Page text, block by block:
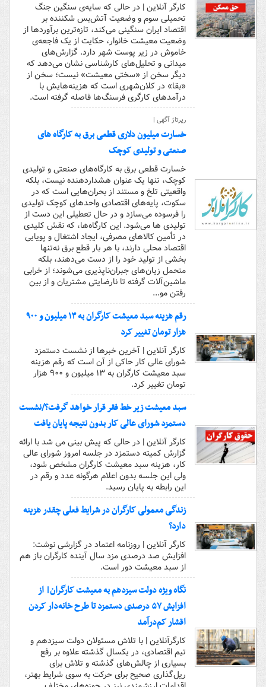
کارگر آنلاین | در حالی که سایه‌ی سنگین جنگ
تحمیلی سوم و وضعیت آتش‌بس شکننده بر
اقتصاد ایران سنگینی می‌کند، تازه‌ترین برآوردها از
وضعیت معیشت خانوار، حکایت از یک فاجعه‌ی
خاموش در زیر پوست شهر دارد. گزارش‌های
میدانی و تحلیل‌های کارشناسی نشان می‌دهد که
دیگر سخن از «سختی معیشت» نیست؛ سخن از
«بقا» در کلان‌شهری است که هزینه‌هایش با
درآمدهای کارگری فرسنگ‌ها فاصله گرفته است.
رپرتاژ آگهی |
خسارت میلیون دلاری قطعی برق به کارگاه های
صنعتی و تولیدی کوچک
خسارت قطعی برق به کارگاه‌های صنعتی و تولیدی
کوچک، تنها یک عنوان هشداردهنده نیست، بلکه
واقعیتی تلخ و مستند از بحران‌هایی است که در
سکوت، پایه‌های اقتصادی واحدهای کوچک تولیدی
را فرسوده می‌سازد و در حال تعطیلی این دست از
تولیدی ها می‌شود. این کارگاه‌ها، که نقش کلیدی
در تأمین کالاهای مصرفی، ایجاد اشتغال و پویایی
اقتصاد محلی دارند، با هر بار قطع برق نه‌تنها
بخشی از تولید خود را از دست می‌دهند، بلکه
متحمل زیان‌های جبران‌ناپذیری می‌شوند؛ از خرابی
ماشین‌آلات گرفته تا نارضایتی مشتریان و از بین
رفتن مو...
رقم هزینه سبد معیشت کارگران به ۱۳ میلیون و ۹۰۰
هزار تومان تغییر کرد
کارگر آنلاین | آخرین خبرها از نشست دستمزد
شورای عالی کار حاکی از آن است که رقم هزینه
سبد معیشت کارگران به ۱۳ میلیون و ۹۰۰ هزار
تومان تغییر کرد.
سبد معیشت زیر خط فقر قرار خواهد گرفت؟/نشست
دستمزد شورای عالی کار بدون نتیجه پایان یافت
کارگر آنلاین | در حالی که پیش بینی می شد با ارائه
گزارش کمیته دستمزد در جلسه امروز شورای عالی
کار، هزینه سبد معیشت کارگران مشخص شود،
ولی این جلسه بدون اعلام هرگونه عدد و رقم در
این رابطه به پایان رسید.
زندگی معمولی کارگران در شرایط فعلی چقدر هزینه
دارد؟
کارگر آنلاین | روزنامه اعتماد در گزارشی نوشت:
افزایش صد درصدی مزد سال آینده کارگران باز هم
از سبد معیشت دور است.
نگاه ویژه دولت سیزدهم به معیشت کارگران| از
افزایش ۵۷ درصدی دستمزد تا طرح خانه‌دار کردن
اقشار کم‌درآمد
کارگرآنلاین | با تلاش مسئولان دولت سیزدهم و
تیم اقتصادی، در یکسال گذشته علاوه بر رفع
بسیاری از چالش‌های گذشته و تلاش برای
ریل‌گذاری صحیح برای حرکت به سوی شرایط بهتر،